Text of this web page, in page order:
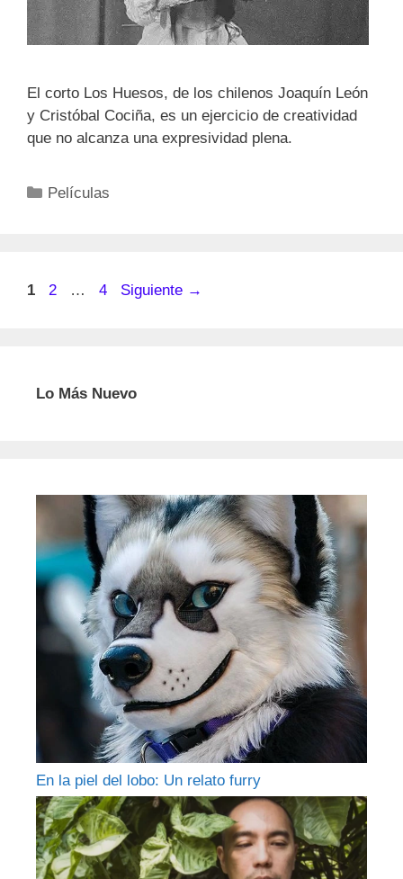
El corto Los Huesos, de los chilenos Joaquín León
y Cristóbal Cociña, es un ejercicio de creatividad
que no alcanza una expresividad plena.
Categorías
Películas
Página
1 Página
2 … Página
4 Siguiente →
Lo Más Nuevo
En la piel del lobo: Un relato furry